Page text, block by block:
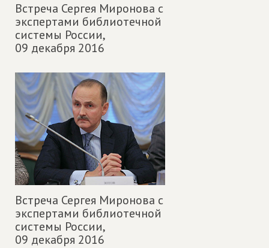
Встреча Сергея Миронова с
экспертами библиотечной
системы России,
09 декабря 2016
Встреча Сергея Миронова с
экспертами библиотечной
системы России,
09 декабря 2016